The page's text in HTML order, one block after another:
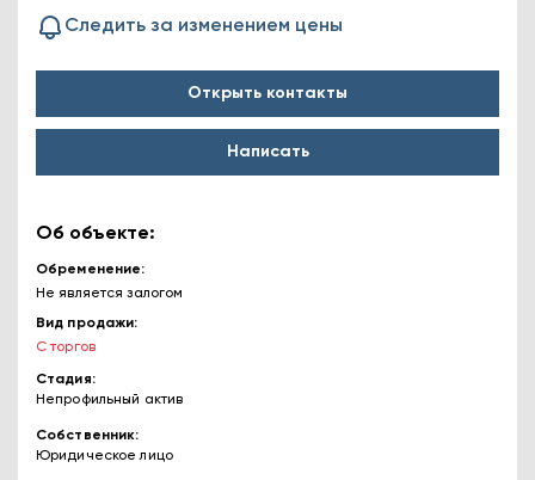
Следить за изменением цены
Открыть контакты
Написать
Об объекте:
Обременение
Не является залогом
Вид продажи
С торгов
Стадия
Непрофильный актив
Собственник
Юридическое лицо